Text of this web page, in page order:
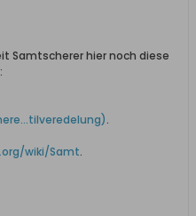
Samtscherer hier noch diese
.
wiki/Samt.